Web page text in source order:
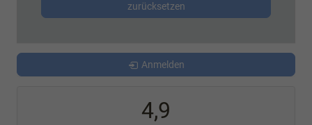
zurücksetzen
Anmelden
4,9